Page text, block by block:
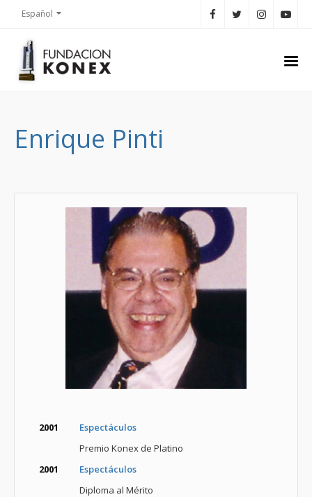
Español
Enrique Pinti
2001
Espectáculos
Premio Konex de Platino
2001
Espectáculos
Diploma al Mérito